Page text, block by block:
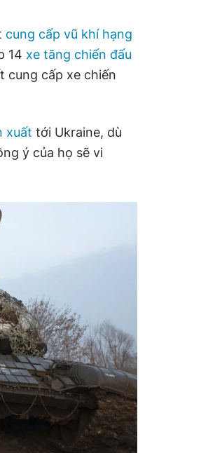
cung cấp vũ khí hạng
14 xe tăng chiến đấu
cung cấp xe chiến
xuất tới Ukraine, dù
ý của họ sẽ vi